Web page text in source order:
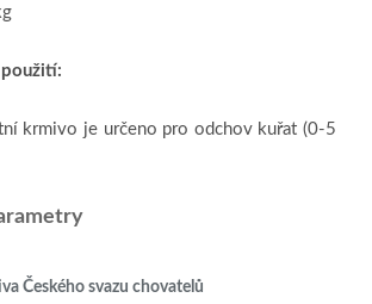
krmivo je určeno pro odchov kuřat (0-5
Českého svazu chovatelů